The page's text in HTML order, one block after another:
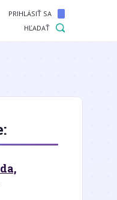
PRIHLÁSIŤ SA
HĽADAŤ